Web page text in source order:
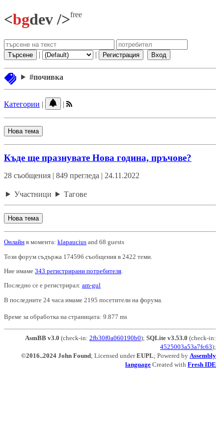
<bgdev />free
Търсене | | Регистрация Вход
#почивка
Категории | |
Нова тема
Къде ще празнувате Нова година, пръчове?
28 съобщения | 849 прегледа | 24.11.2022
Участници Тагове
Нова тема
Онлайн в момента: klapaucius and 68 guests
Този форум съдържа 174596 съобщения в 2422 теми.
Ние имаме 343 регистрирани потребителя
Последно се е регистрирал: am-gul
В последните 24 часа имаме 2195 посетители на форума.
Време за обработка на страницата: 9.877 ms
AsmBB v3.0 (check-in: 2fb30f0a060190b0); SQLite v3.53.0 (check-in:
4525003a53a7fc63);
©2016..2024 John Found; Licensed underEUPL; Powered by Assembly
language Created with Fresh IDE